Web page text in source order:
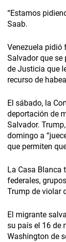
“Estamos
Saab.
Venezuela pidió
Salvador que se
de Justicia que
recurso de
El sábado, la
deportación de
Salvador.
domingo a
que permiten
La Casa Blanca
federales,
Trump de violar
El migrante
su país el 16 de
Washington de